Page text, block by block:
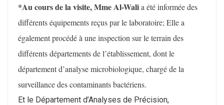
*Au cours de la visite, Mme Al-Walia été informée des
différents équipements reçus par le laboratoire; Elle a
également procédé à une inspection sur le terrain des
différents départements de l’établissement, dont le
département d’analyse microbiologique, chargé de la
surveillance des contaminants bactériens.
Et le Département d’Analyses de Précision,